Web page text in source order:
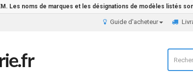
Les noms de marques et les désignations de modèles listés
Guide d'acheteur